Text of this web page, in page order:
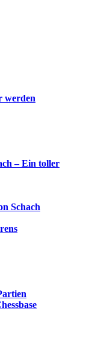
werden
– Ein toller
Schach‎